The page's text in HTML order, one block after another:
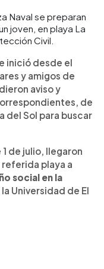
Naval se preparan
joven, en playa La
Civil.
inició desde el
y amigos de
aviso y
de
del Sol para buscar
de julio, llegaron
playa a
social en la
Universidad de El